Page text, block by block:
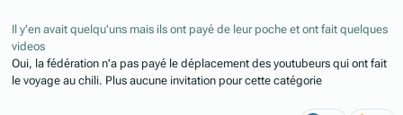
Il y'en avait quelqu'uns mais ils ont payé de leur poche et ont fait quelques
videos
Oui, la fédération n'a pas payé le déplacement des youtubeurs qui ont fait
le voyage au chili. Plus aucune invitation pour cette catégorie